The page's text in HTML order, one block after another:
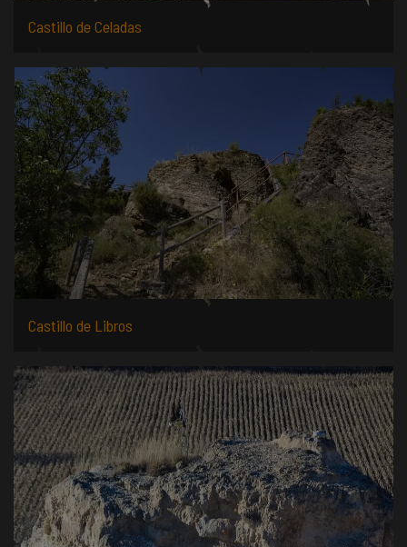
Castillo de Celadas
Castillo de Libros